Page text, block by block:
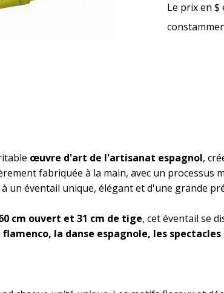
Le prix en
œuvre d'art de l'artisanat espagnol,
fabriquée à la main, avec un processus
un éventail unique, élégant et d'une grande
cm ouvert et 31 cm de tige, cet éventail se
flamenco, la danse espagnole, les